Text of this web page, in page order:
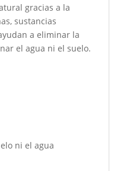
gracias a la
sustancias
a eliminar la
el agua ni el suelo.
ni el agua